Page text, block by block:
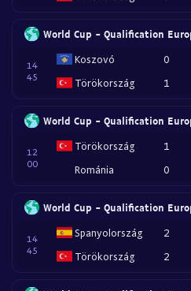
World Cup - Qualification
14
45
Koszovó
Törökország
0
1
World Cup - Qualification
12
00
Törökország
Románia
1
0
World Cup - Qualification
14
45
Spanyolország
Törökország
2
2